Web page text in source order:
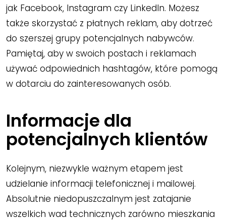
jak Facebook, Instagram czy LinkedIn. Możesz
także skorzystać z płatnych reklam, aby dotrzeć
do szerszej grupy potencjalnych nabywców.
Pamiętaj, aby w swoich postach i reklamach
używać odpowiednich hashtagów, które pomogą
w dotarciu do zainteresowanych osób.
Informacje dla
potencjalnych klientów
Kolejnym, niezwykle ważnym etapem jest
udzielanie informacji telefonicznej i mailowej.
Absolutnie niedopuszczalnym jest zatajanie
wszelkich wad technicznych zarówno mieszkania